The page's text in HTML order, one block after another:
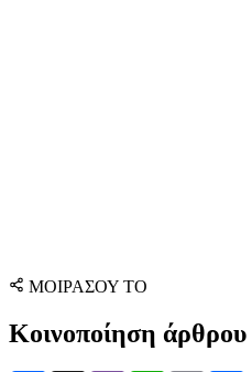
ΜΟΙΡΑΣΟΥ ΤΟ
Κοινοποίηση άρθρου